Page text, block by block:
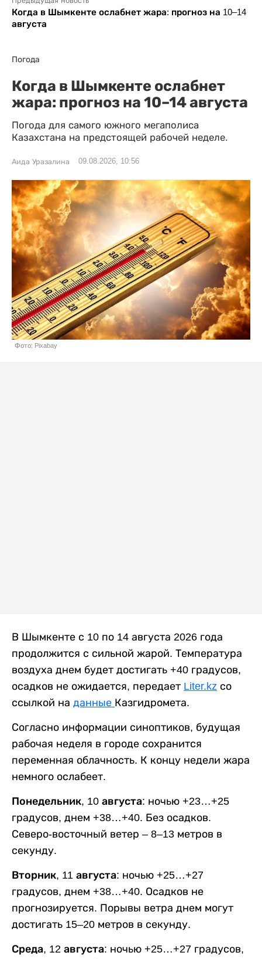
Когда в Шымкенте ослабнет жара: прогноз на 10–14
августа
Погода
Когда в Шымкенте ослабнет
жара: прогноз на 10–14 августа
Погода для самого южного мегаполиса
Казахстана на предстоящей рабочей неделе.
Аида Уразалина 09.08.2026, 10:56
Фото: Pixabay
В Шымкенте с 10 по 14 августа 2026 года
продолжится с сильной жарой. Температура
воздуха днем будет достигать +40 градусов,
осадков не ожидается, передает Liter.kz со
ссылкой на данные Казгидромета.
Согласно информации синоптиков, будущая
рабочая неделя в городе сохранится
переменная облачность. К концу недели жара
немного ослабеет.
Понедельник, 10 августа: ночью +23…+25
градусов, днем +38…+40. Без осадков.
Северо-восточный ветер – 8–13 метров в
секунду.
Вторник, 11 августа: ночью +25…+27
градусов, днем +38…+40. Осадков не
прогнозируется. Порывы ветра днем могут
достигать 15–20 метров в секунду.
Среда, 12 августа: ночью +25…+27 градусов,